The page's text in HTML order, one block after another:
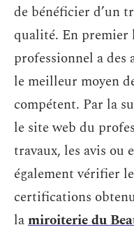
de bénéficier d’un
qualité. En premier
professionnel a des
le meilleur moyen
compétent. Par la
le site web du
travaux, les avis ou
également vérifier
certifications
lamiroiterie du